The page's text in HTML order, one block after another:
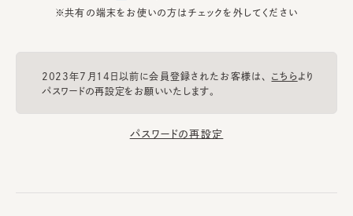
※共有の端末をお使いの方はチェックを外してください
2023年7月14日以前に会員登録されたお客様は、 こちらより
パスワードの再設定をお願いいたします。
パスワードの再設定